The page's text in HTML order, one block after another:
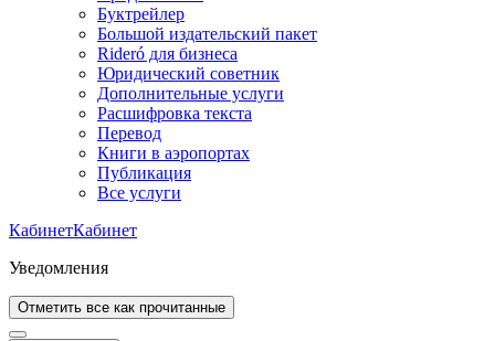
Буктрейлер
Большой издательский пакет
Rideró для бизнеса
Юридический советник
Дополнительные услуги
Расшифровка текста
Перевод
Книги в аэропортах
Публикация
Все услуги
КабинетКабинет
Уведомления
Отметить все как прочитанные